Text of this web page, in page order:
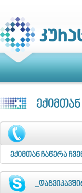
ექიმთან ჩაწერა
საათები: ორშაბათი-